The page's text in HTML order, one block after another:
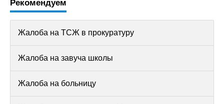
Рекомендуем
Жалоба на ТСЖ в прокуратуру
Жалоба на завуча школы
Жалоба на больницу